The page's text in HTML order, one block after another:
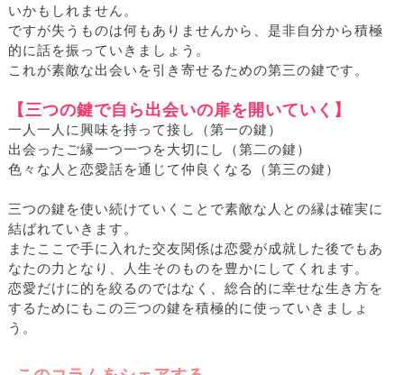
いかもしれません。
ですが失うものは何もありませんから、是非自分から積極
的に話を振っていきましょう。
これが素敵な出会いを引き寄せるための第三の鍵です。
【三つの鍵で自ら出会いの扉を開いていく】
一人一人に興味を持って接し（第一の鍵）
出会ったご縁一つ一つを大切にし（第二の鍵）
色々な人と恋愛話を通じて仲良くなる（第三の鍵）
三つの鍵を使い続けていくことで素敵な人との縁は確実に
結ばれていきます。
またここで手に入れた交友関係は恋愛が成就した後でもあ
なたの力となり、人生そのものを豊かにしてくれます。
恋愛だけに的を絞るのではなく、総合的に幸せな生き方を
するためにもこの三つの鍵を積極的に使っていきましょ
う。